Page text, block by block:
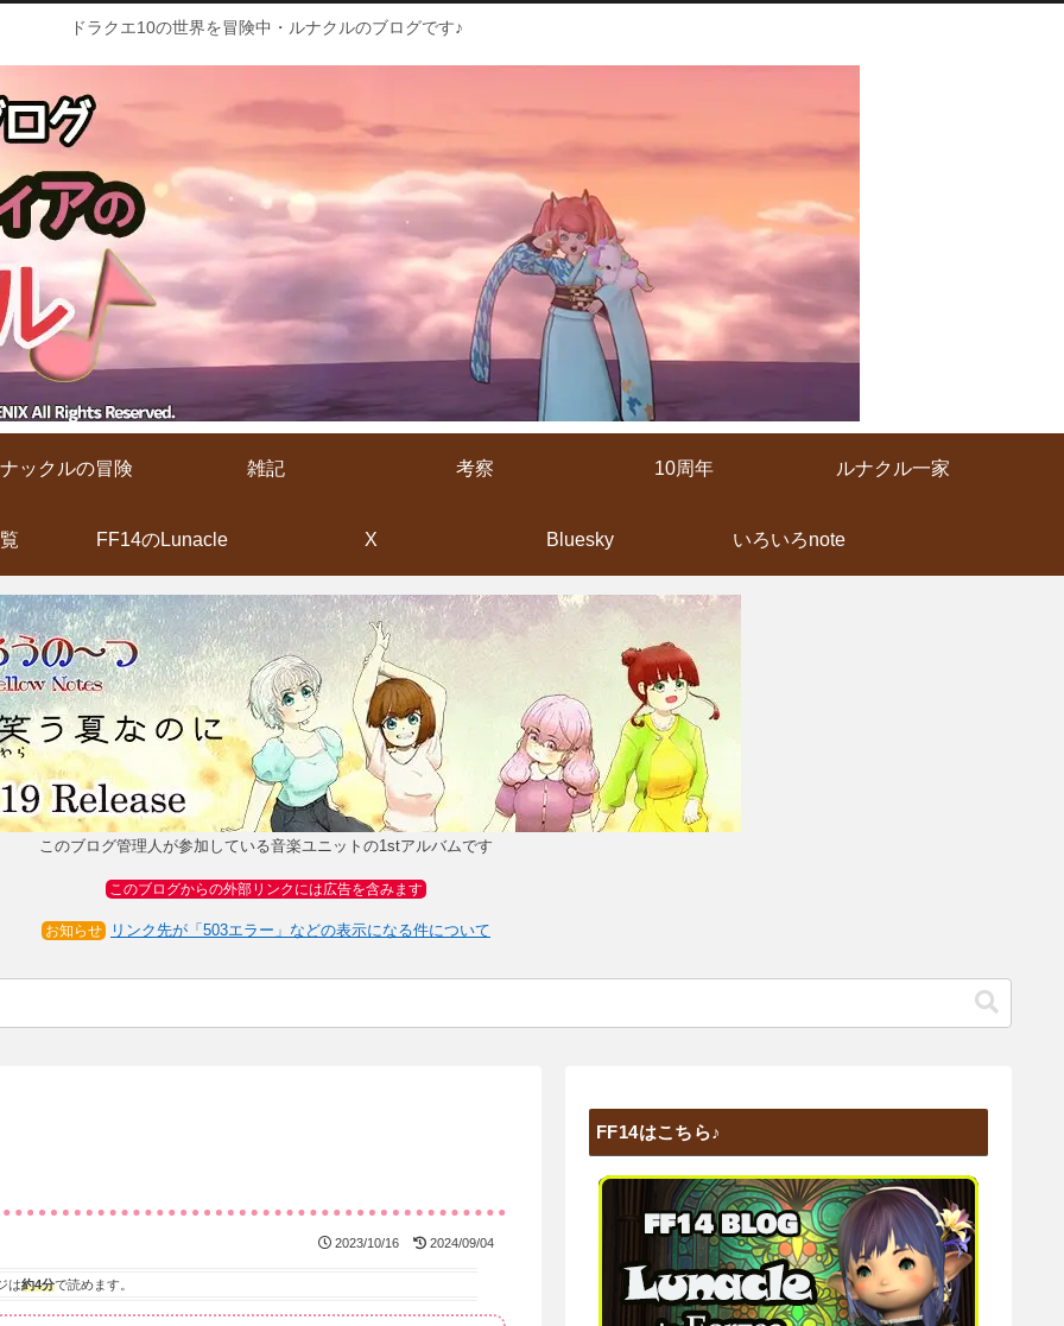
ドラクエ10の世界を冒険中・ルナクルのブログです♪
ックルの冒険 雑記 考察 10周年 ルナクル一家
FF14のLunacle X Bluesky いろいろnote
このブログ管理人が参加している音楽ユニットの1stアルバムです
このブログからの外部リンクには広告を含みます
お知らせ リンク先が「503エラー」などの表示になる件について
2023/10/16 2024/09/04
は約4分で読めます。
FF14はこちら♪